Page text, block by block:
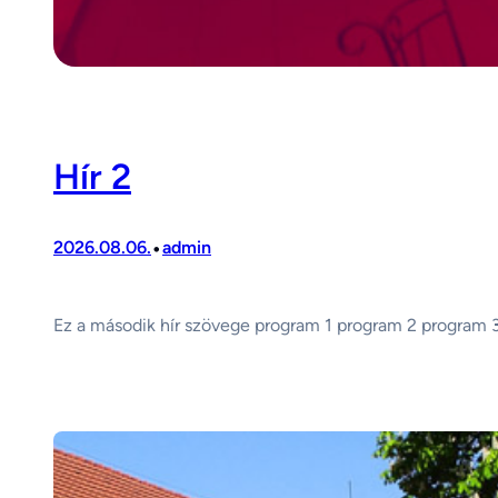
Hír 2
2026.08.06.•admin
Ez a második hír szövege program 1 program 2 program